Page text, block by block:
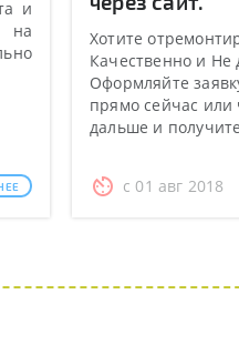
и
на
Хотите
Качественно и Не
Оформляйте
прямо сейчас или
дальше и
с 01 авг 2018